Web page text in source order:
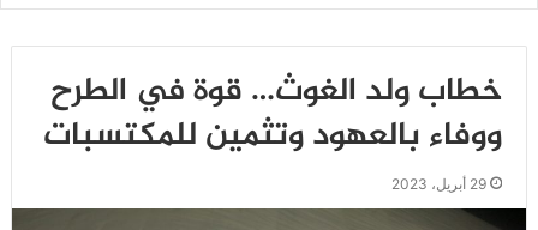
خطاب ولد الغوث… قوة في الطرح
ووفاء بالعهود وتثمين للمكتسبات
29 أبريل، 2023